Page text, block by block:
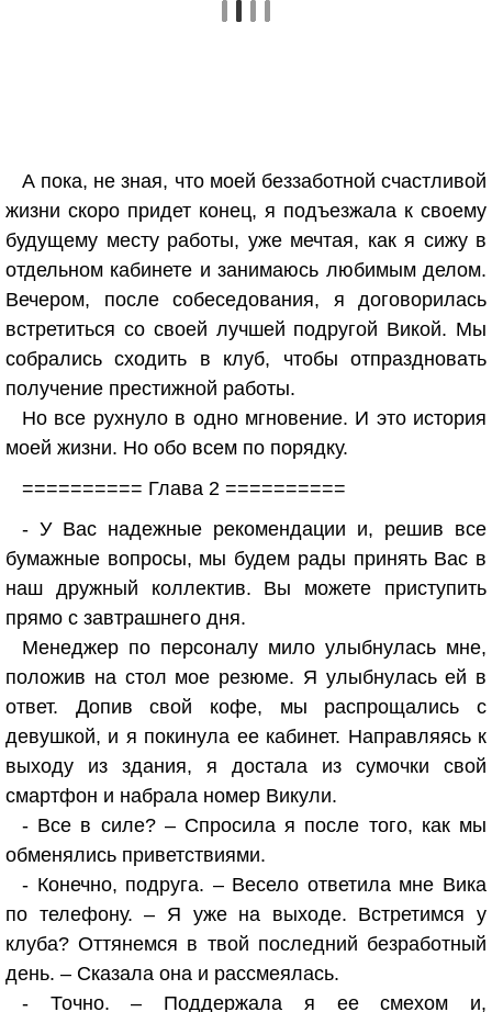
А пока, не зная, что моей беззаботной счастливой
жизни скоро придет конец, я подъезжала к своему
будущему месту работы, уже мечтая, как я сижу в
отдельном кабинете и занимаюсь любимым делом.
Вечером, после собеседования, я договорилась
встретиться со своей лучшей подругой Викой. Мы
собрались сходить в клуб, чтобы отпраздновать
получение престижной работы.
Но все рухнуло в одно мгновение. И это история
моей жизни. Но обо всем по порядку.
========== Глава 2 ==========
- У Вас надежные рекомендации и, решив все
бумажные вопросы, мы будем рады принять Вас в
наш дружный коллектив. Вы можете приступить
прямо с завтрашнего дня.
Менеджер по персоналу мило улыбнулась мне,
положив на стол мое резюме. Я улыбнулась ей в
ответ. Допив свой кофе, мы распрощались с
девушкой, и я покинула ее кабинет. Направляясь к
выходу из здания, я достала из сумочки свой
смартфон и набрала номер Викули.
- Все в силе? – Спросила я после того, как мы
обменялись приветствиями.
- Конечно, подруга. – Весело ответила мне Вика
по телефону. – Я уже на выходе. Встретимся у
клуба? Оттянемся в твой последний безработный
день. – Сказала она и рассмеялась.
- Точно. – Поддержала я ее смехом и,